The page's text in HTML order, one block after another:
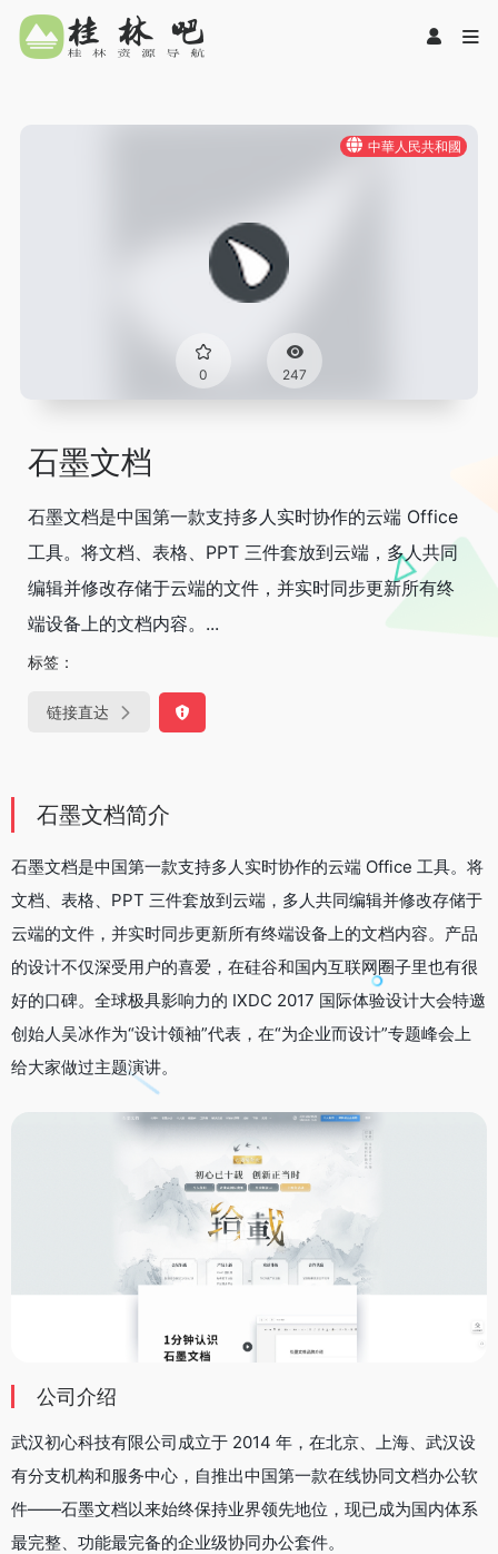
中華人民共和國
0 247
石墨文档
石墨文档是中国第一款支持多人实时协作的云端 Office
工具。将文档、表格、PPT 三件套放到云端，多人共同
编辑并修改存储于云端的文件，并实时同步更新所有终
端设备上的文档内容。...
标签：
链接直达
石墨文档简介
石墨文档是中国第一款支持多人实时协作的云端 Office 工具。将
文档、表格、PPT 三件套放到云端，多人共同编辑并修改存储于
云端的文件，并实时同步更新所有终端设备上的文档内容。产品
的设计不仅深受用户的喜爱，在硅谷和国内互联网圈子里也有很
好的口碑。全球极具影响力的 IXDC 2017 国际体验设计大会特邀
创始人吴冰作为“设计领袖”代表，在“为企业而设计”专题峰会上
给大家做过主题演讲。
公司介绍
武汉初心科技有限公司成立于 2014 年，在北京、上海、武汉设
有分支机构和服务中心，自推出中国第一款在线协同文档办公软
件——石墨文档以来始终保持业界领先地位，现已成为国内体系
最完整、功能最完备的企业级协同办公套件。